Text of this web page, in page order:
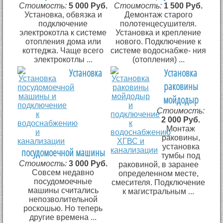
Стоимость: 5 000 Руб.
Установка, обвязка и
подключение
электрокотла к системе
отопления дома или
коттеджа. Чаще всего
электрокотлы ...
Стоимость: 1 500 Руб.
Демонтаж старого
полотенцесушителя.
Установка и крепление
нового. Подключение к
системе водоснабже- ния
(отопления) ...
Установка
посудомоечной машины
Стоимость: 3 000 Руб.
Совсем недавно
посудомоечные
машины считались
непозволительной
роскошью. Но теперь
другие времена ...
Установка
раковины
мойдодыр
Стоимость:
2 000 Руб.
Монтаж
раковины,
установка
тумбы под
раковиной, в заранее
определенном месте,
смесителя. Подключение
к магистральным ...